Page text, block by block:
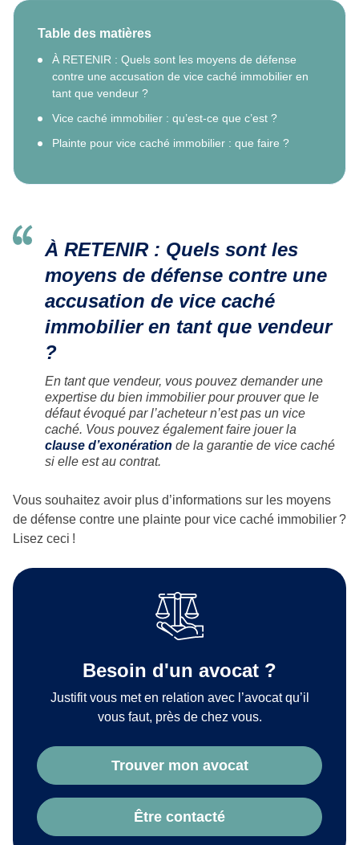
Table des matières
À RETENIR : Quels sont les moyens de défense
contre une accusation de vice caché immobilier en
tant que vendeur ?
Vice caché immobilier : qu’est-ce que c’est ?
Plainte pour vice caché immobilier : que faire ?
À RETENIR : Quels sont les
moyens de défense contre une
accusation de vice caché
immobilier en tant que vendeur
?
En tant que vendeur, vous pouvez demander une
expertise du bien immobilier pour prouver que le
défaut évoqué par l’acheteur n’est pas un vice
caché. Vous pouvez également faire jouer la
clause d’exonération de la garantie de vice caché
si elle est au contrat.
Vous souhaitez avoir plus d’informations sur les moyens
de défense contre une plainte pour vice caché immobilier ?
Lisez ceci !
Besoin d'un avocat ?
Justifit vous met en relation avec l’avocat qu’il
vous faut, près de chez vous.
Trouver mon avocat
Être contacté